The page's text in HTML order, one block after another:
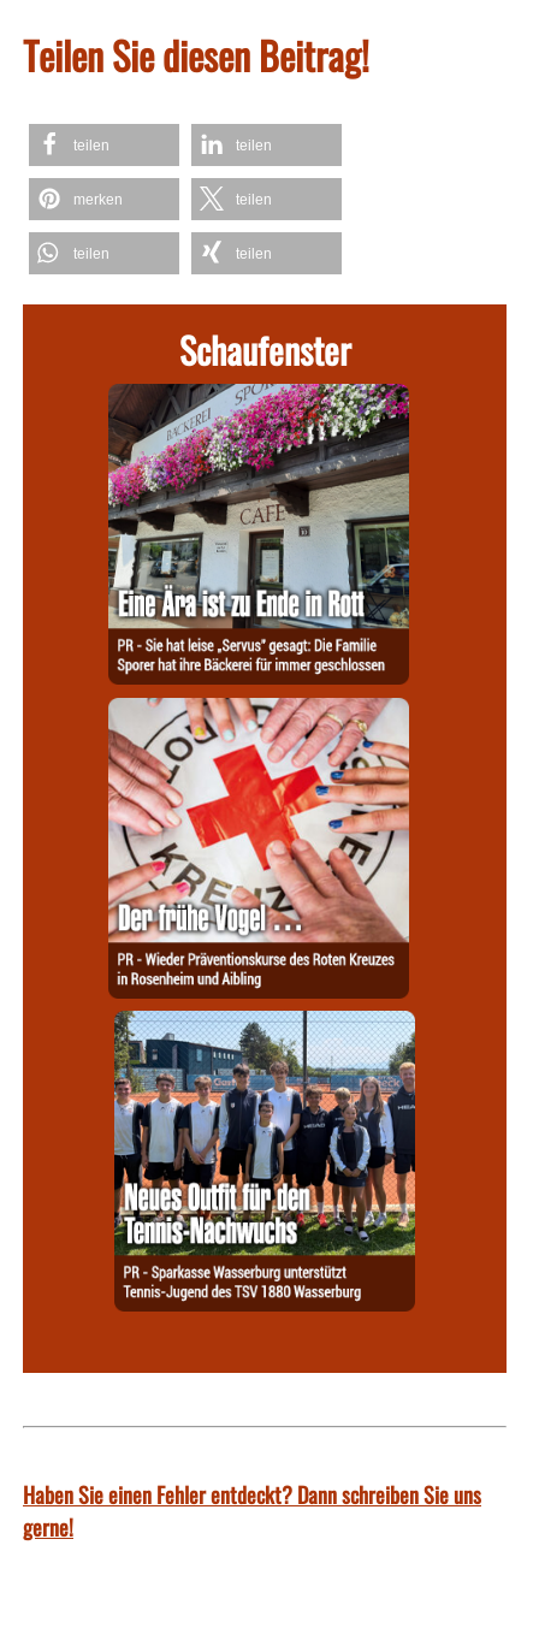
Teilen Sie diesen Beitrag!
teilen teilen
merken teilen
teilen teilen
Schaufenster
Haben Sie einen Fehler entdeckt? Dann schreiben Sie uns
gerne!